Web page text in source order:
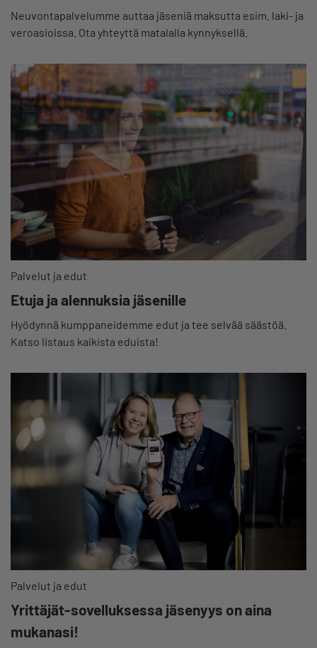
Neuvontapalvelumme auttaa jäseniä maksutta esim. laki- ja
veroasioissa. Ota yhteyttä matalalla kynnyksellä.
Palvelut ja edut
Etuja ja alennuksia jäsenille
Hyödynnä kumppaneidemme edut ja tee selvää säästöä.
Katso listaus kaikista eduista!
Palvelut ja edut
Yrittäjät-sovelluksessa jäsenyys on aina
mukanasi!